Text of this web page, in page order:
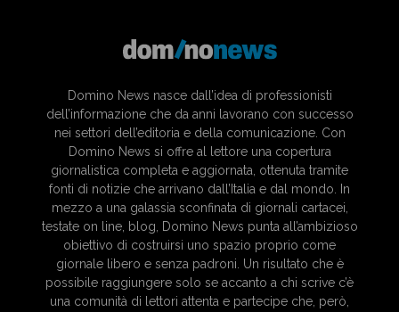
Domino News nasce dall’idea di professionisti
dell’informazione che da anni lavorano con successo
nei settori dell’editoria e della comunicazione. Con
Domino News si offre al lettore una copertura
giornalistica completa e aggiornata, ottenuta tramite
fonti di notizie che arrivano dall’Italia e dal mondo. In
mezzo a una galassia sconfinata di giornali cartacei,
testate on line, blog, Domino News punta all’ambizioso
obiettivo di costruirsi uno spazio proprio come
giornale libero e senza padroni. Un risultato che è
possibile raggiungere solo se accanto a chi scrive c’è
una comunità di lettori attenta e partecipe che, però,